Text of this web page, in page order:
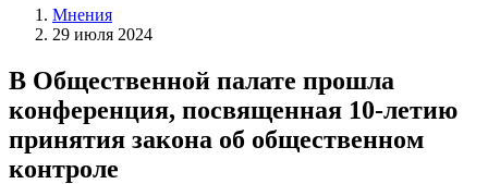
Мнения
29 июля 2024
В Общественной палате прошла
конференция, посвященная 10-летию
принятия закона об общественном
контроле